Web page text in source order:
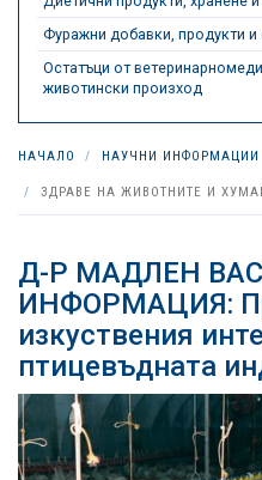
Фуражни добавки, продукти и
Остатъци от
животински произход
НАЧАЛО НАУЧНИ ИНФОРМАЦИИ
ЗДРАВЕ НА ЖИВОТНИТЕ И
Д-Р МАДЛЕН
ИНФОРМАЦИЯ:
изкуствения
птицевъдната